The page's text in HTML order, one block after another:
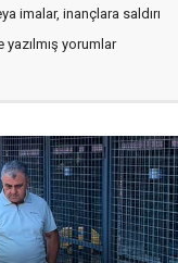
imalar, inançlara saldırı
yorumlar